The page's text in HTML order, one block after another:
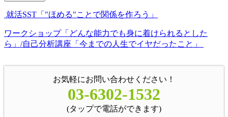
就活SST「"ほめる"ことで関係を作ろう」
ワークショップ「どんな能力でも身に着けられるとした
ら」/自己分析講座「今までの人生でイヤだったこと」
お気軽にお問い合わせください！
03-6302-1532
(タップで電話ができます)